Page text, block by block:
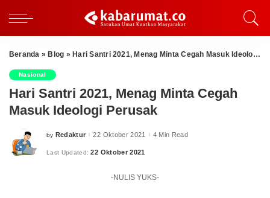
Beranda » Blog » Hari Santri 2021, Menag Minta Cegah Masuk Ideologi Perusak
Nasional
Hari Santri 2021, Menag Minta Cegah
Masuk Ideologi Perusak
Posted
by Redaktur 22 Oktober 2021 4 Min Read
Last Updated: 22 Oktober 2021
-NULIS YUKS-